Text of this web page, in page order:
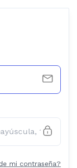
mi contraseña?